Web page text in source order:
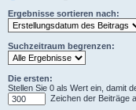
Ergebnisse sortieren nach:
Suchzeitraum begrenzen:
Die ersten:
Stellen Sie 0 als Wert ein, damit
Zeichen der Beiträge